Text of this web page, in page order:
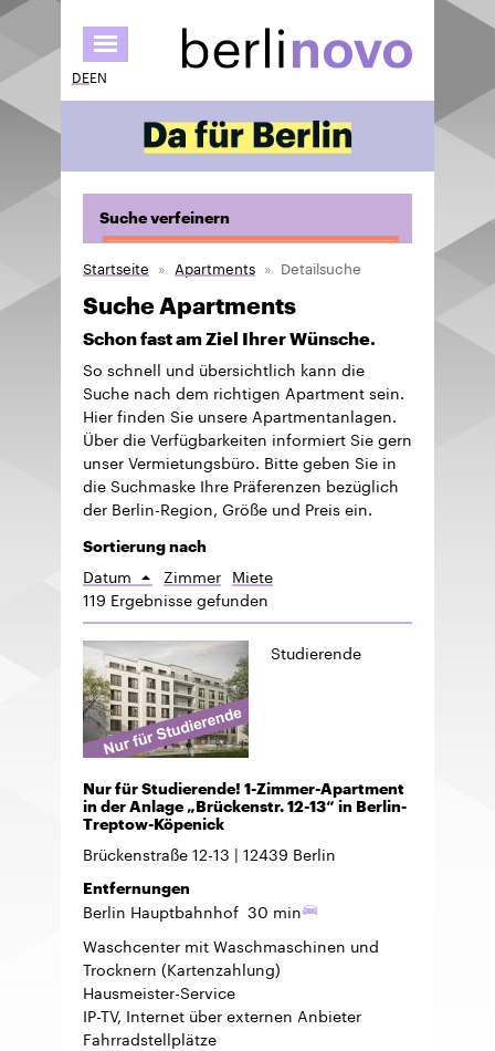
zum
Inhalt
DEEN
Suche verfeinern
Startseite Apartments Detailsuche
Suche Apartments
Schon fast am Ziel Ihrer Wünsche.
So schnell und übersichtlich kann die
Suche nach dem richtigen Apartment sein.
Hier finden Sie unsere Apartmentanlagen.
Über die Verfügbarkeiten informiert Sie gern
unser Vermietungsbüro. Bitte geben Sie in
die Suchmaske Ihre Präferenzen bezüglich
der Berlin-Region, Größe und Preis ein.
Sortierung nach
Datum Aufsteigend
sortieren
Zimmer Miete
119 Ergebnisse gefunden
Studierende
Nur für Studierende! 1-Zimmer-Apartment
in der Anlage „Brückenstr. 12-13“ in Berlin-
Treptow-Köpenick
Brückenstraße 12-13 12439 Berlin
Entfernungen
Berlin Hauptbahnhof 30 min
Waschcenter mit Waschmaschinen und
Trocknern (Kartenzahlung)
Hausmeister-Service
IP-TV, Internet über externen Anbieter
Fahrradstellplätze